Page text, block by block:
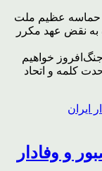
حماسه عظیم ملت
به نقض عهد مکرر
خواهیم
کلمه و اتحاد
و وفادار